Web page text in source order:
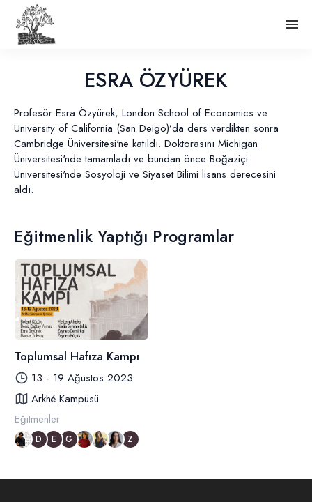
ESRA ÖZYÜREK
Profesör Esra Özyürek, London School of Economics ve
University of California (San Deigo)’da ders verdikten sonra
Cambridge Üniversitesi'ne katıldı. Doktorasını Michigan
Üniversitesi'nde tamamladı ve bundan önce Boğaziçi
Üniversitesi'nde Sosyoloji ve Siyaset Bilimi lisans derecesini
aldı.
Eğitmenlik Yaptığı Programlar
Toplumsal Hafıza Kampı
13 - 19 Ağustos 2023
Arkhé Kampüsü
Eğitmenler
D E G Z